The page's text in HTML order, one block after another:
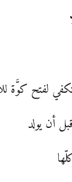
لفتح كوَّة
أن يولد